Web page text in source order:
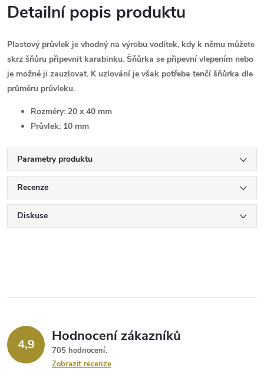
Detailní popis produktu
Plastový průvlek je vhodný na výrobu vodítek, kdy k němu můžete
skrz šňůru připevnit karabinku. Šňůrka se připevní vlepením nebo
je možné ji zauzlovat. K uzlování je však potřeba tenčí šňůrka dle
průměru průvleku.
Rozměry: 20 x 40 mm
Průvlek: 10 mm
Parametry produktu
Recenze
Diskuse
4,9 Hodnocení zákazníků
705 hodnocení
Zobrazit recenze